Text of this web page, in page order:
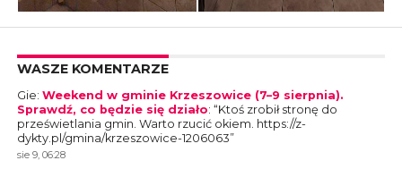
WASZE KOMENTARZE
Gie: Weekend w gminie Krzeszowice (7–9 sierpnia).
Sprawdź, co będzie się działo: “Ktoś zrobił stronę do
prześwietlania gmin. Warto rzucić okiem. https://z-
dykty.pl/gmina/krzeszowice-1206063”
sie 9, 06:28